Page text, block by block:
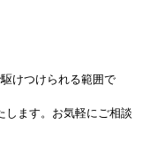
けつけられる範囲で
します。お気軽にご相談